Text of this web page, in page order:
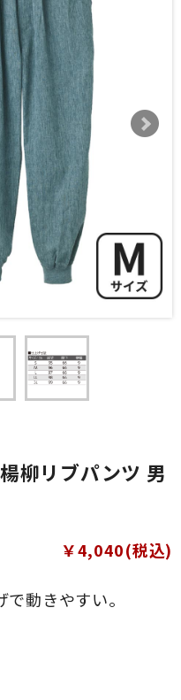
柳リブパンツ 男
動きやすい。
￥4,040(税込)